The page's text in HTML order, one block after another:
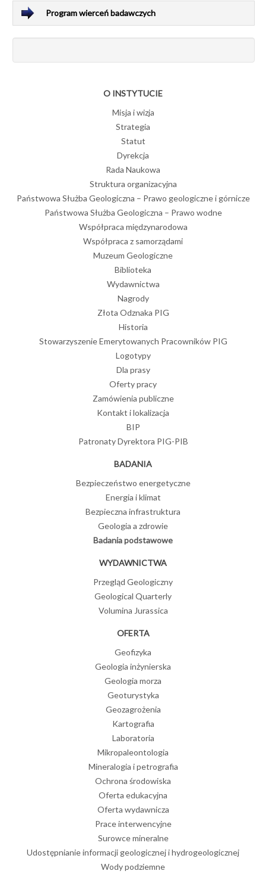
Program wierceń badawczych
O INSTYTUCIE
Misja i wizja
Strategia
Statut
Dyrekcja
Rada Naukowa
Struktura organizacyjna
Państwowa Służba Geologiczna – Prawo geologiczne i górnicze
Państwowa Służba Geologiczna – Prawo wodne
Współpraca międzynarodowa
Współpraca z samorządami
Muzeum Geologiczne
Biblioteka
Wydawnictwa
Nagrody
Złota Odznaka PIG
Historia
Stowarzyszenie Emerytowanych Pracowników PIG
Logotypy
Dla prasy
Oferty pracy
Zamówienia publiczne
Kontakt i lokalizacja
BIP
Patronaty Dyrektora PIG-PIB
BADANIA
Bezpieczeństwo energetyczne
Energia i klimat
Bezpieczna infrastruktura
Geologia a zdrowie
Badania podstawowe
WYDAWNICTWA
Przegląd Geologiczny
Geological Quarterly
Volumina Jurassica
OFERTA
Geofizyka
Geologia inżynierska
Geologia morza
Geoturystyka
Geozagrożenia
Kartografia
Laboratoria
Mikropaleontologia
Mineralogia i petrografia
Ochrona środowiska
Oferta edukacyjna
Oferta wydawnicza
Prace interwencyjne
Surowce mineralne
Udostępnianie informacji geologicznej i hydrogeologicznej
Wody podziemne